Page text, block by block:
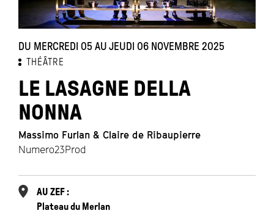
DU MERCREDI 05 AU JEUDI 06 NOVEMBRE 2025
THÉÂTRE
LE LASAGNE DELLA
NONNA
Massimo Furlan & Claire de Ribaupierre
Numero23Prod
AU ZEF :
Plateau du Merlan